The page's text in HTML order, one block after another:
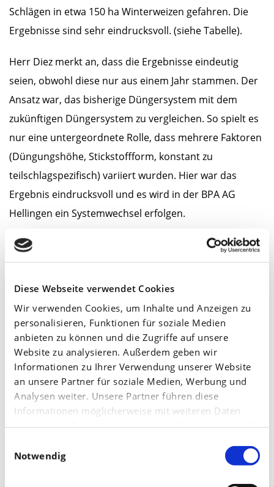
Diese Webseite verwendet Cookies
Wir verwenden Cookies, um Inhalte und Anzeigen zu
personalisieren, Funktionen für soziale Medien
anbieten zu können und die Zugriffe auf unsere
Website zu analysieren. Außerdem geben wir
Informationen zu Ihrer Verwendung unserer Website
an unsere Partner für soziale Medien, Werbung und
Analysen weiter. Unsere Partner führen diese
Informationen möglicherweise mit weiteren Daten
zusammen, die Sie ihnen bereitgestellt haben oder die
haben.
Notwendig
Schlägen in etwa 150 ha Winterweizen gefahren. Die
Ergebnisse sind sehr eindrucksvoll. (siehe Tabelle).
Herr Diez merkt an, dass die Ergebnisse eindeutig
seien, obwohl diese nur aus einem Jahr stammen. Der
Ansatz war, das bisherige Düngersystem mit dem
zukünftigen Düngersystem zu vergleichen. So spielt es
nur eine untergeordnete Rolle, dass mehrere Faktoren
(Düngungshöhe, Stickstoffform, konstant zu
teilschlagspezifisch) variiert wurden. Hier war das
Ergebnis eindrucksvoll und es wird in der BPA AG
Hellingen ein Systemwechsel erfolgen.
Stärken von KAS und N-Sensor:
flexibel und schnell
Die wesentliche Eingangsgröße für den N-Sensor ist
der Yara- N-Tester. Dieser gibt den Bedarf und somit
die Versorgung des Bestandes repräsentativ im Schlag
an. Dies zeigt sich besonders bei der zu erfassenden
NNachlieferung der Standorte. Der Betrieb hat oft ein
hohes, aber schwer kalkulierbares Stickstoff
nachlieferungspotenzial durch die anfallende Gülle.
Regnet es nach einer kurzen Trockenzeit, so kann die
dann eintretende Mineralisation der Böden mit dem N-